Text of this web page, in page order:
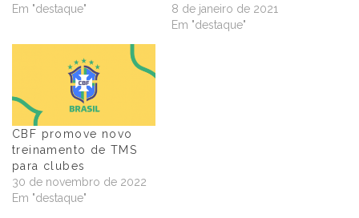
Em "destaque"
8 de janeiro de 2021
Em "destaque"
CBF promove novo
treinamento de TMS
para clubes
30 de novembro de 2022
Em "destaque"